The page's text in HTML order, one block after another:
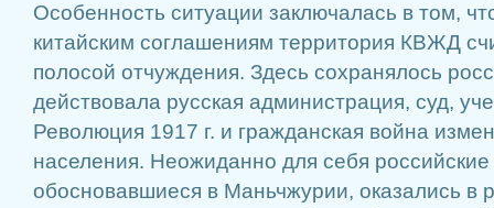
Особенность ситуации заключалась в том,
китайским соглашениям территория КВЖД
полосой отчуждения. Здесь сохранялось
действовала русская администрация, суд,
Революция 1917 г. и гражданская война
населения. Неожиданно для себя
обосновавшиеся в Маньчжурии, оказались в